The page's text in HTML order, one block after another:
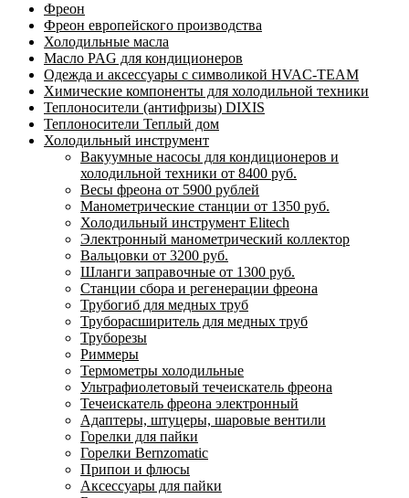
Фреон
Фреон европейского производства
Холодильные масла
Масло PAG для кондиционеров
Одежда и аксессуары с символикой HVAC-TEAM
Химические компоненты для холодильной техники
Теплоносители (антифризы) DIXIS
Теплоносители Теплый дом
Холодильный инструмент
Вакуумные насосы для кондиционеров и
холодильной техники от 8400 руб.
Весы фреона от 5900 рублей
Манометрические станции от 1350 руб.
Холодильный инструмент Elitech
Электронный манометрический коллектор
Вальцовки от 3200 руб.
Шланги заправочные от 1300 руб.
Станции сбора и регенерации фреона
Трубогиб для медных труб
Труборасширитель для медных труб
Труборезы
Риммеры
Термометры холодильные
Ультрафиолетовый течеискатель фреона
Течеискатель фреона электронный
Адаптеры, штуцеры, шаровые вентили
Горелки для пайки
Горелки Bernzomatic
Припои и флюсы
Аксессуары для пайки